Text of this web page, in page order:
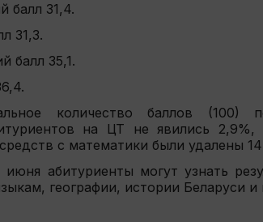
балл 31,4.
31,3.
балл 35,1.
количество баллов
на ЦТ не явились
с математики были удалены
абитуриенты могут узнать
географии, истории Беларуси и